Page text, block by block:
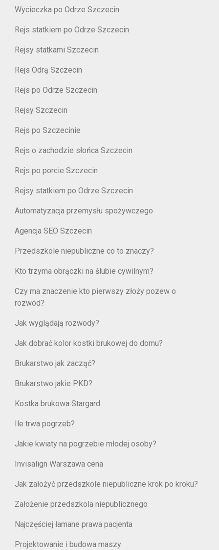
Wycieczka po Odrze Szczecin
Rejs statkiem po Odrze Szczecin
Rejsy statkami Szczecin
Rejs Odrą Szczecin
Rejs po Odrze Szczecin
Rejsy Szczecin
Rejs po Szczecinie
Rejs o zachodzie słońca Szczecin
Rejs po porcie Szczecin
Rejsy statkiem po Odrze Szczecin
Automatyzacja przemysłu spożywczego
Agencja SEO Szczecin
Przedszkole niepubliczne co to znaczy?
Kto trzyma obrączki na ślubie cywilnym?
Czy ma znaczenie kto pierwszy złoży pozew o
rozwód?
Jak wyglądają rozwody?
Jak dobrać kolor kostki brukowej do domu?
Brukarstwo jak zacząć?
Brukarstwo jakie PKD?
Kostka brukowa Stargard
Ile trwa pogrzeb?
Jakie kwiaty na pogrzebie młodej osoby?
Invisalign Warszawa cena
Jak założyć przedszkole niepubliczne krok po kroku?
Założenie przedszkola niepublicznego
Najczęściej łamane prawa pacjenta
Projektowanie i budowa maszy